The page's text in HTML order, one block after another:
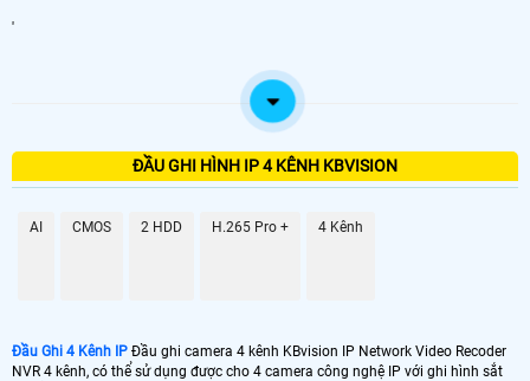
'
ĐẦU GHI HÌNH IP 4 KÊNH KBVISION
AI CMOS 2 HDD H.265 Pro + 4 Kênh
Đầu Ghi 4 Kênh IP Đầu ghi camera 4 kênh KBvision IP Network Video Recoder
NVR 4 kênh, có thể sử dụng được cho 4 camera công nghệ IP với ghi hình sắt